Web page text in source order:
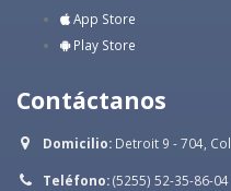
App Store
Play Store
Contáctanos
Domicilio: Detroit 9 - 704,
Teléfono:(5255) 52-35-86-04